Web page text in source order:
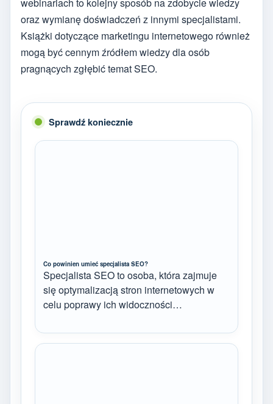
oraz wymianę doświadczeń z innymi specjalistami.
Książki dotyczące marketingu internetowego również
mogą być cennym źródłem wiedzy dla osób
pragnących zgłębić temat SEO.
Sprawdź koniecznie
Co powinien umieć specjalista SEO?
Specjalista SEO to osoba, która zajmuje
się optymalizacją stron internetowych w
celu poprawy ich widoczności…